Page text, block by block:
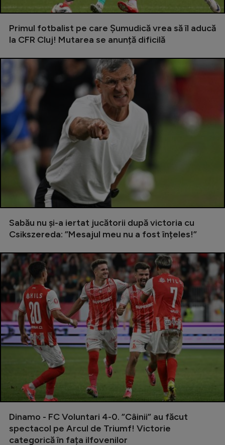
Creează cont
Primul fotbalist pe care Șumudică vrea să îl aducă
la CFR Cluj! Mutarea se anunță dificilă
Sabău nu și-a iertat jucătorii după victoria cu
Csikszereda: ”Mesajul meu nu a fost înțeles!”
Dinamo - FC Voluntari 4-0. ”Câinii” au făcut
spectacol pe Arcul de Triumf! Victorie
categorică în fața ilfovenilor